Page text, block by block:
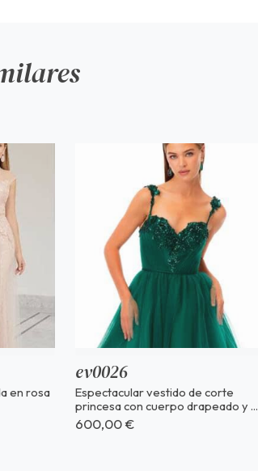
en rosa
ev0026
Espectacular vestido de corte
princesa con cuerpo drapeado y ...
600,00 €